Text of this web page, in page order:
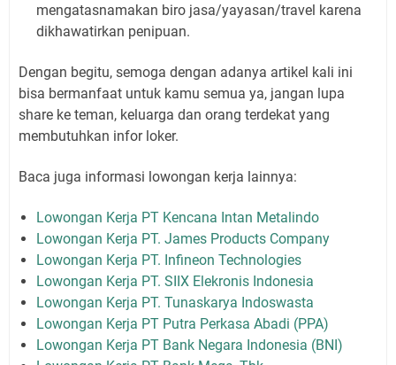
mengatasnamakan biro jasa/yayasan/travel karena
dikhawatirkan penipuan.
Dengan begitu, semoga dengan adanya artikel kali ini
bisa bermanfaat untuk kamu semua ya, jangan lupa
share ke teman, keluarga dan orang terdekat yang
membutuhkan infor loker.
Baca juga informasi lowongan kerja lainnya:
Lowongan Kerja PT Kencana Intan Metalindo
Lowongan Kerja PT. James Products Company
Lowongan Kerja PT. Infineon Technologies
Lowongan Kerja PT. SIIX Elekronis Indonesia
Lowongan Kerja PT. Tunaskarya Indoswasta
Lowongan Kerja PT Putra Perkasa Abadi (PPA)
Lowongan Kerja PT Bank Negara Indonesia (BNI)